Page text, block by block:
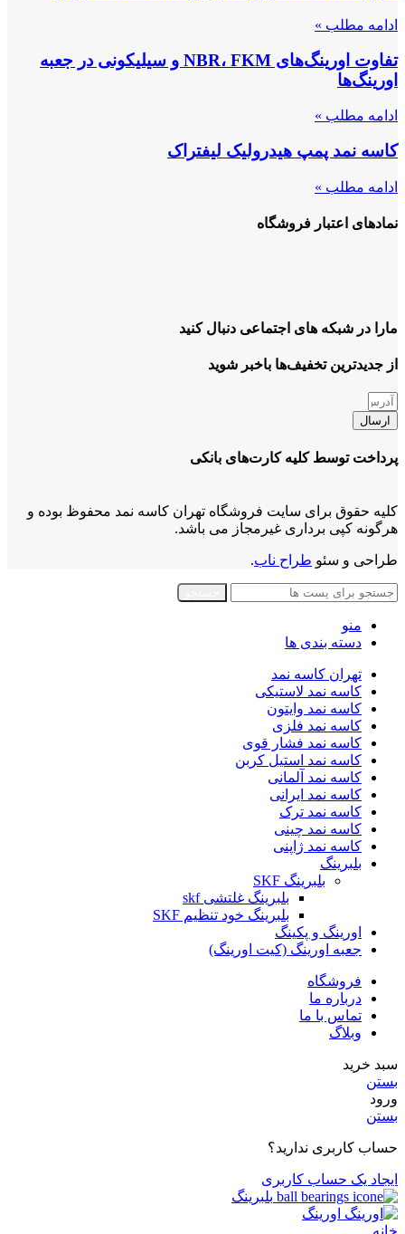
ادامه مطلب »
تفاوت اورینگ‌های NBR، FKM و سیلیکونی در جعبه
اورینگ‌ها
ادامه مطلب »
کاسه نمد پمپ هیدرولیک لیفتراک
ادامه مطلب »
نمادهای اعتبار فروشگاه
مارا در شبکه های اجتماعی دنبال کنید
از جدیدترین تخفیف‌ها باخبر شوید
ارسال
پرداخت توسط کلیه کارت‌های بانکی
کلیه حقوق برای سایت فروشگاه تهران کاسه نمد محفوظ بوده و
هرگونه کپی برداری غیرمجاز می باشد.
طراحی و سئو طراح ناب.
منو
دسته بندی ها
تهران کاسه نمد
کاسه نمد لاستیکی
کاسه نمد وایتون
کاسه نمد فلزی
کاسه نمد فشار قوی
کاسه نمد استیل کربن
کاسه نمد آلمانی
کاسه نمد ایرانی
کاسه نمد ترک
کاسه نمد چینی
کاسه نمد ژاپنی
بلبرینگ
بلبرینگ SKF
بلبرینگ غلتشی skf
بلبرینگ خود تنظیم SKF
اورینگ و پکینگ
جعبه اورینگ (کیت اورینگ)
فروشگاه
درباره ما
تماس با ما
وبلاگ
سبد خرید
بستن
ورود
بستن
حساب کاربری ندارید؟
ایجاد یک حساب کاربری
بلبرینگ
اورینگ
خانه